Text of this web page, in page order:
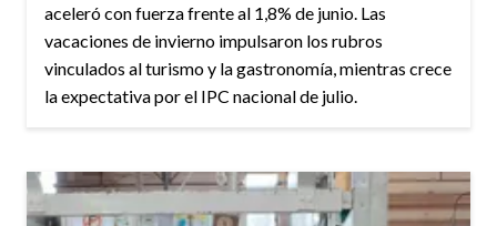
aceleró con fuerza frente al 1,8% de junio. Las
vacaciones de invierno impulsaron los rubros
vinculados al turismo y la gastronomía, mientras crece
la expectativa por el IPC nacional de julio.